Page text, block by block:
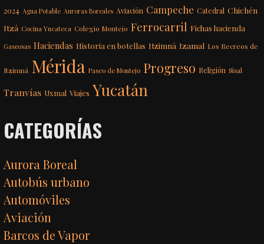
2024 Agua Potable Auroras Boreales Aviación Campeche Catedral Chichén
Itzá Cocina Yucateca Colegio Montejo Ferrocarril Fichas hacienda
Gaseosas Haciendas Historia en botellas Itzimná Izamal Los Recreos de
Itzimná Mérida Paseo de Montejo Progreso Religión Sisal
Tranvías Uxmal Viajes Yucatán
CATEGORÍAS
Aurora Boreal
Autobús urbano
Automóviles
Aviación
Barcos de Vapor